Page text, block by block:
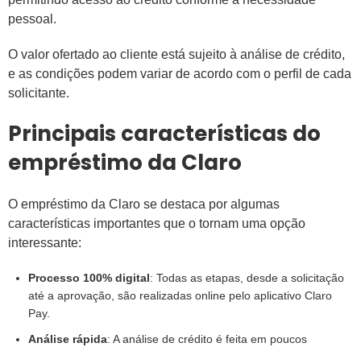
pessoal.
O valor ofertado ao cliente está sujeito à análise de crédito,
e as condições podem variar de acordo com o perfil de cada
solicitante.
Principais características do
empréstimo da Claro
O empréstimo da Claro se destaca por algumas
características importantes que o tornam uma opção
interessante:
Processo 100% digital: Todas as etapas, desde a solicitação
até a aprovação, são realizadas online pelo aplicativo Claro
Pay.
Análise rápida: A análise de crédito é feita em poucos